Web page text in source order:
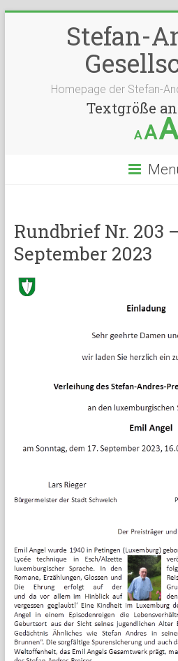
Stefan-
Homepage der Stefan-
Textgröße
AAA
Rundbrief Nr. 203
September 2023